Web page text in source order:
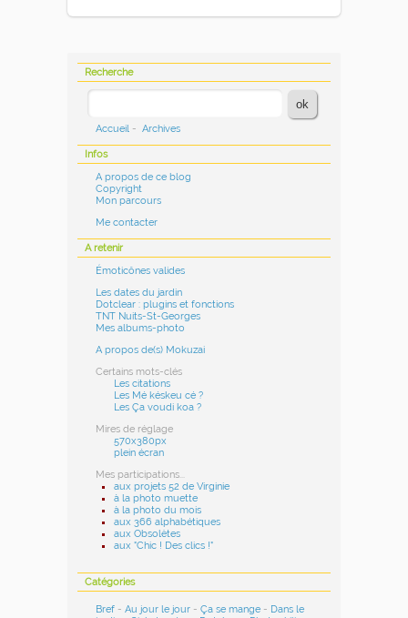
Recherche
Accueil - Archives
Infos
A propos de ce blog
Copyright
Mon parcours
Me contacter
A retenir
Émoticônes valides
Les dates du jardin
Dotclear : plugins et fonctions
TNT Nuits-St-Georges
Mes albums-photo
A propos de(s) Mokuzai
Certains mots-clés
Les citations
Les Mé késkeu cé ?
Les Ça voudi koa ?
Mires de réglage
570x380px
plein écran
Mes participations...
aux projets 52 de Virginie
à la photo muette
à la photo du mois
aux 366 alphabétiques
aux Obsolètes
aux "Chic ! Des clics !"
Catégories
Bref -Au jour le jour -Ça se mange - Dans le